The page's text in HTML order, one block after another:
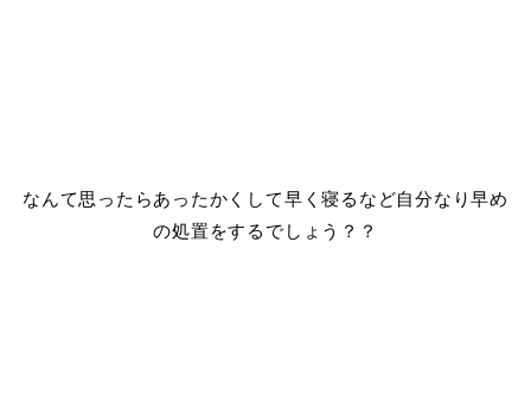
なんて思ったらあったかくして早く寝るなど自分なり早め
の処置をするでしょう？？